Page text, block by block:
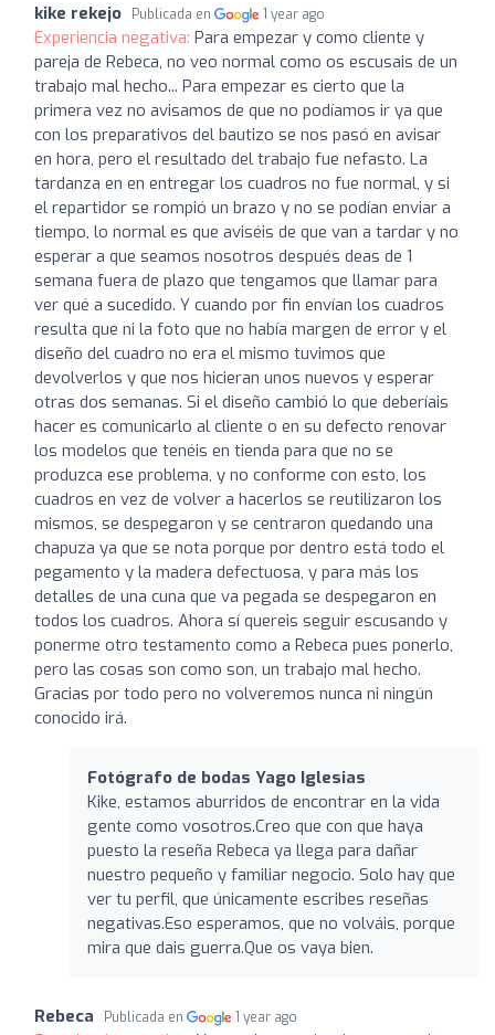
kike rekejo Publicada en 1 year ago
Experiencia negativa: Para empezar y como cliente y
pareja de Rebeca, no veo normal como os escusais de un
trabajo mal hecho... Para empezar es cierto que la
primera vez no avisamos de que no podíamos ir ya que
con los preparativos del bautizo se nos pasó en avisar
en hora, pero el resultado del trabajo fue nefasto. La
tardanza en en entregar los cuadros no fue normal, y si
el repartidor se rompió un brazo y no se podían enviar a
tiempo, lo normal es que aviséis de que van a tardar y no
esperar a que seamos nosotros después deas de 1
semana fuera de plazo que tengamos que llamar para
ver qué a sucedido. Y cuando por fin envían los cuadros
resulta que ni la foto que no había margen de error y el
diseño del cuadro no era el mismo tuvimos que
devolverlos y que nos hicieran unos nuevos y esperar
otras dos semanas. Si el diseño cambió lo que deberíais
hacer es comunicarlo al cliente o en su defecto renovar
los modelos que tenéis en tienda para que no se
produzca ese problema, y no conforme con esto, los
cuadros en vez de volver a hacerlos se reutilizaron los
mismos, se despegaron y se centraron quedando una
chapuza ya que se nota porque por dentro está todo el
pegamento y la madera defectuosa, y para más los
detalles de una cuna que va pegada se despegaron en
todos los cuadros. Ahora sí quereis seguir escusando y
ponerme otro testamento como a Rebeca pues ponerlo,
pero las cosas son como son, un trabajo mal hecho.
Gracias por todo pero no volveremos nunca ni ningún
conocido irá.
Fotógrafo de bodas Yago Iglesias
Kike, estamos aburridos de encontrar en la vida
gente como vosotros.Creo que con que haya
puesto la reseña Rebeca ya llega para dañar
nuestro pequeño y familiar negocio. Solo hay que
ver tu perfil, que únicamente escribes reseñas
negativas.Eso esperamos, que no volváis, porque
mira que dais guerra.Que os vaya bien.
Rebeca Publicada en 1 year ago